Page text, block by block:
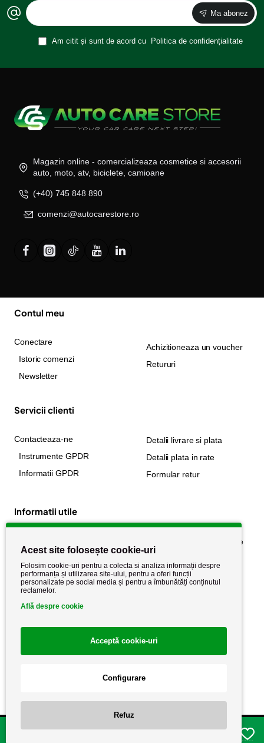
Ma abonez
Am citit și sunt de acord cu Politica de confidențialitate
Magazin online - comercializeaza cosmetice si accesorii
auto, moto, atv, biciclete, camioane
(+40) 745 848 890
comenzi@autocarestore.ro
Contul meu
Conectare
Istoric comenzi
Newsletter
Achizitioneaza un voucher
Retururi
Servicii clienti
Contacteaza-ne
Instrumente GPDR
Informatii GPDR
Detalii livrare si plata
Detalii plata in rate
Formular retur
Informatii utile
Politica de cookie
Politica de confidențialitate
Termeni si conditii
Acest site folosește cookie-uri
Folosim cookie-uri pentru a colecta si analiza informații despre
performanța și utilizarea site-ului, pentru a oferi funcții
personalizate pe social media și pentru a îmbunătăți conținutul
reclamelor.
Află despre cookie
Acceptă cookie-uri
Configurare
Refuz